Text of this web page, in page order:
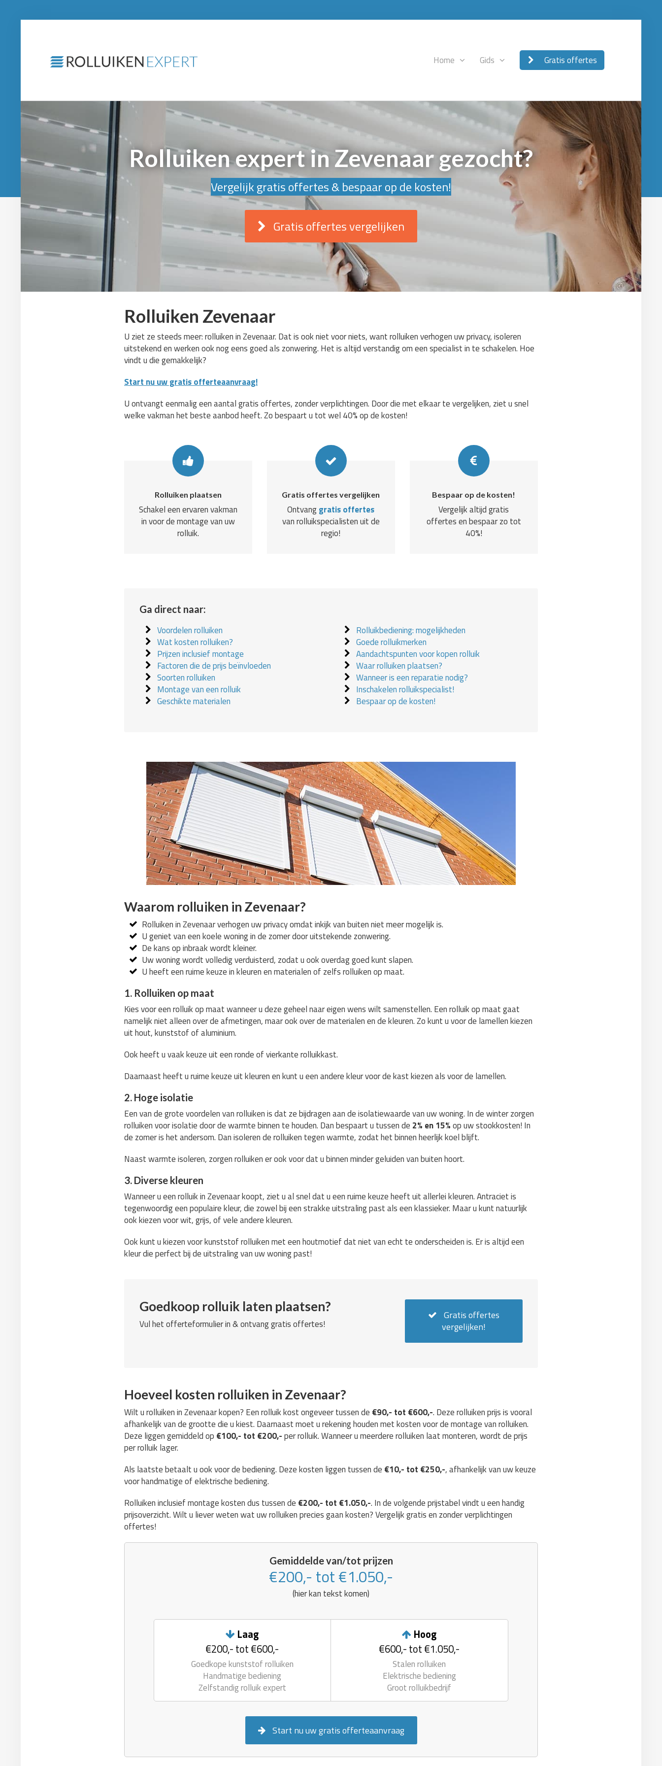
Home Gids Gratis offertes
Rolluiken expert in Zevenaar gezocht?
Vergelijk gratis offertes & bespaar op de kosten!
Gratis offertes vergelijken
Rolluiken Zevenaar
U ziet ze steeds meer: rolluiken in Zevenaar. Dat is ook niet voor niets, want rolluiken verhogen uw privacy, isoleren
uitstekend en werken ook nog eens goed als zonwering. Het is altijd verstandig om een specialist in te schakelen. Hoe
vindt u die gemakkelijk?
Start nu uw gratis offerteaanvraag!
U ontvangt eenmalig een aantal gratis offertes, zonder verplichtingen. Door die met elkaar te vergelijken, ziet u snel
welke vakman het beste aanbod heeft. Zo bespaart u tot wel 40% op de kosten!
Rolluiken plaatsen
Schakel een ervaren vakman
in voor de montage van uw
rolluik.
Gratis offertes vergelijken
Ontvanggratis offertes
van rolluikspecialisten uit de
regio!
Bespaar op de kosten!
Vergelijk altijd gratis
offertes en bespaar zo tot
40%!
Ga direct naar:
Voordelen rolluiken
Wat kosten rolluiken?
Prijzen inclusief montage
Factoren die de prijs beïnvloeden
Soorten rolluiken
Montage van een rolluik
Geschikte materialen
Rolluikbediening: mogelijkheden
Goede rolluikmerken
Aandachtspunten voor kopen rolluik
Waar rolluiken plaatsen?
Wanneer is een reparatie nodig?
Inschakelen rolluikspecialist!
Bespaar op de kosten!
Waarom rolluiken in Zevenaar?
Rolluiken in Zevenaar verhogen uw privacy omdat inkijk van buiten niet meer mogelijk is.
U geniet van een koele woning in de zomer door uitstekende zonwering.
De kans op inbraak wordt kleiner.
Uw woning wordt volledig verduisterd, zodat u ook overdag goed kunt slapen.
U heeft een ruime keuze in kleuren en materialen of zelfs rolluiken op maat.
1. Rolluiken op maat
Kies voor een rolluik op maat wanneer u deze geheel naar eigen wens wilt samenstellen. Een rolluik op maat gaat
namelijk niet alleen over de afmetingen, maar ook over de materialen en de kleuren. Zo kunt u voor de lamellen kiezen
uit hout, kunststof of aluminium.
Ook heeft u vaak keuze uit een ronde of vierkante rolluikkast.
Daarnaast heeft u ruime keuze uit kleuren en kunt u een andere kleur voor de kast kiezen als voor de lamellen.
2. Hoge isolatie
Een van de grote voordelen van rolluiken is dat ze bijdragen aan de isolatiewaarde van uw woning. In de winter zorgen
rolluiken voor isolatie door de warmte binnen te houden. Dan bespaart u tussen de 2% en 15%op uw stookkosten! In
de zomer is het andersom. Dan isoleren de rolluiken tegen warmte, zodat het binnen heerlijk koel blijft.
Naast warmte isoleren, zorgen rolluiken er ook voor dat u binnen minder geluiden van buiten hoort.
3. Diverse kleuren
Wanneer u een rolluik in Zevenaar koopt, ziet u al snel dat u een ruime keuze heeft uit allerlei kleuren. Antraciet is
tegenwoordig een populaire kleur, die zowel bij een strakke uitstraling past als een klassieker. Maar u kunt natuurlijk
ook kiezen voor wit, grijs, of vele andere kleuren.
Ook kunt u kiezen voor kunststof rolluiken met een houtmotief dat niet van echt te onderscheiden is. Er is altijd een
kleur die perfect bij de uitstraling van uw woning past!
Goedkoop rolluik laten plaatsen?
Vul het offerteformulier in & ontvang gratis offertes!
Gratis offertes
vergelijken!
Hoeveel kosten rolluiken in Zevenaar?
Wilt u rolluiken in Zevenaar kopen? Een rolluik kost ongeveer tussen de €90,- tot €600,-. Deze rolluiken prijs is vooral
afhankelijk van de grootte die u kiest. Daarnaast moet u rekening houden met kosten voor de montage van rolluiken.
Deze liggen gemiddeld op €100,- tot €200,-per rolluik. Wanneer u meerdere rolluiken laat monteren, wordt de prijs
per rolluik lager.
Als laatste betaalt u ook voor de bediening. Deze kosten liggen tussen de €10,- tot €250,-, afhankelijk van uw keuze
voor handmatige of elektrische bediening.
Rolluiken inclusief montage kosten dus tussen de €200,- tot €1.050,-. In de volgende prijstabel vindt u een handig
prijsoverzicht. Wilt u liever weten wat uw rolluiken precies gaan kosten? Vergelijk gratis en zonder verplichtingen
offertes!
Gemiddelde van/tot prijzen
€200,- tot €1.050,-
(hier kan tekst komen)
Laag
€200,- tot €600,-
Goedkope kunststof rolluiken
Handmatige bediening
Zelfstandig rolluik expert
Hoog
€600,- tot €1.050,-
Stalen rolluiken
Elektrische bediening
Groot rolluikbedrijf
Start nu uw gratis offerteaanvraag